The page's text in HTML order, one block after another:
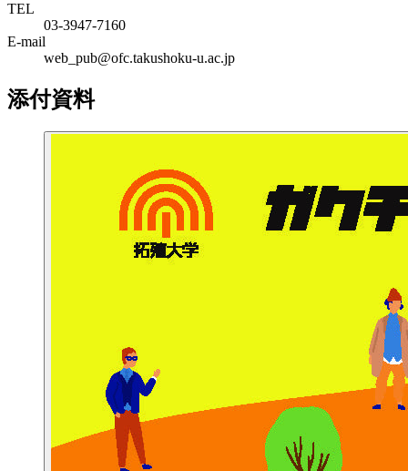
TEL
03-3947-7160
E-mail
web_pub@ofc.takushoku-u.ac.jp
添付資料